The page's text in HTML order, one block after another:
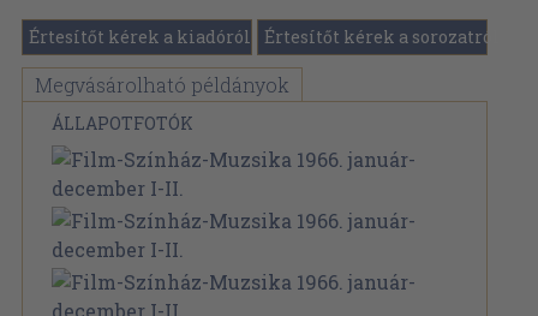
Értesítőt kérek a kiadóról Értesítőt kérek a sorozatról
Megvásárolható példányok
ÁLLAPOTFOTÓK